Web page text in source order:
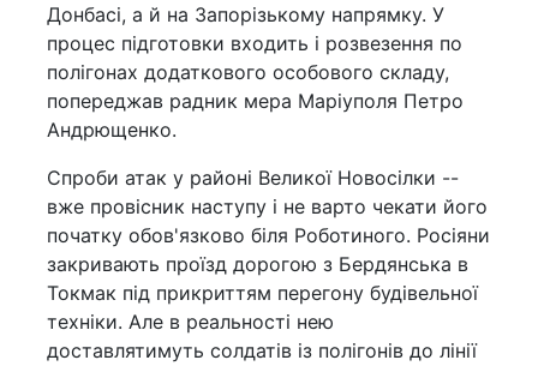
Донбасі, а й на Запорізькому напрямку. У
процес підготовки входить і розвезення по
полігонах додаткового особового складу,
попереджав радник мера Маріуполя Петро
Андрющенко.
Спроби атак у районі Великої Новосілки --
вже провісник наступу і не варто чекати його
початку обов'язково біля Роботиного. Росіяни
закривають проїзд дорогою з Бердянська в
Токмак під прикриттям перегону будівельної
техніки. Але в реальності нею
доставлятимуть солдатів із полігонів до лінії